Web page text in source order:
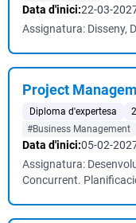
Data d'inici:22-03-
Assignatura: Disseny,
Project
Diploma d'expertesa
#Business Management
Data d'inici:05-02-
Assignatura:
Concurrent.